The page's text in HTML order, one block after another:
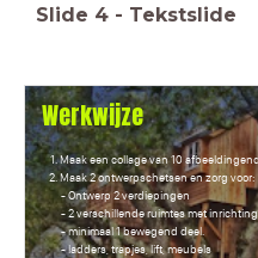
Slide 4 - Tekstslide
Werkwijze
Maak een collage van 10
Maak 2 ontwerpschetsen en zorg voor:
- Ontwerp 2 verdiepingen
- 2 verschillende ruimtes met inrichting
- minimaal 1 bewegend deel.
- ladders, trapjes, lift, meubels